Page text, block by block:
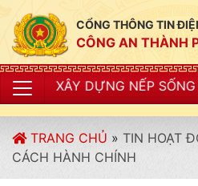
CỔNG THÔNG TIN
CÔNG AN THÀNH
DỰNG NẾP SỐNG VĂN HÓA
TRANG CHỦ » TIN HOẠT
CÁCH HÀNH CHÍNH